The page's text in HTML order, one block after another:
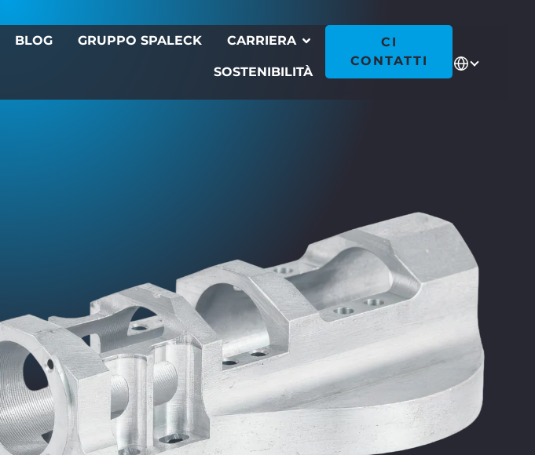
BLOG GRUPPO SPALECK CARRIERA
SOSTENIBILITÀ
CI
CONTATTI